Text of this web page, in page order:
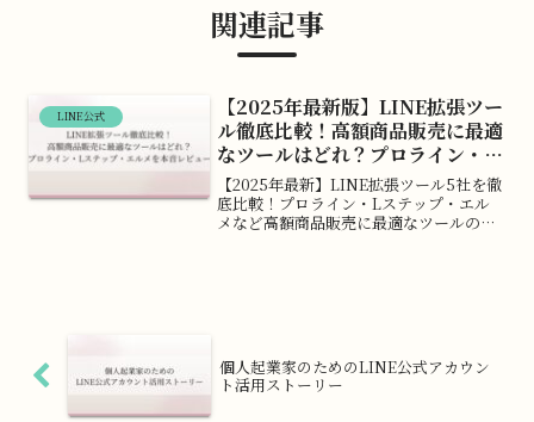
関連記事
LINE公式
【2025年最新版】LINE拡張ツー
ル徹底比較！高額商品販売に最適
なツールはどれ？プロライン・L
ステップ・エルメを本音レビュー
【2025年最新】LINE拡張ツール5社を徹
底比較！プロライン・Lステップ・エル
メなど高額商品販売に最適なツールの選
個人起業家のためのLINE公式アカウン
ト活用ストーリー